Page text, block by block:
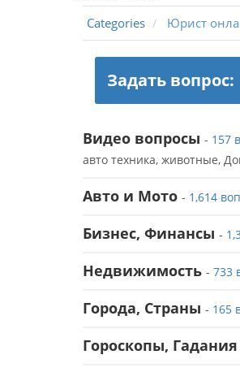
Categories Юрист
Задать вопрос:
Видео вопросы - 157
авто техника, животные,
Авто и Мото - 1,614
Бизнес, Финансы -
Недвижимость - 733
Города, Страны - 165
Гороскопы, Гадания